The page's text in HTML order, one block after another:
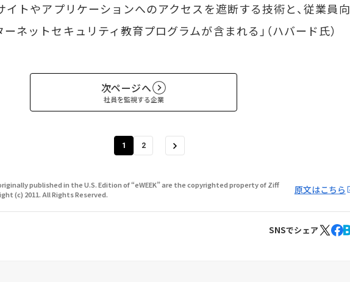
イトやアプリケーションへのアクセスを遮断する技術と、従業員向
ネットセキュリティ教育プログラムが含まれる」（ハバード氏）
次ページへ
社員を監視する企業
1 2
published in the U.S. Edition of “eWEEK” are the copyrighted property of Ziff
(c) 2011. All Rights Reserved.
原文はこちら
SNSでシェア